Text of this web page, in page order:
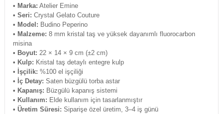
• Marka: Atelier Emine
• Seri: Crystal Gelato Couture
• Model: Budino Peperino
• Malzeme: 8 mm kristal taş ve yüksek dayanımlı fluorocarbon
misina
• Boyut: 22 × 14 × 9 cm (±2 cm)
• Kulp: Kristal taş detaylı entegre kulp
• İşçilik: %100 el işçiliği
• İç Detay: Saten büzgülü torba astar
• Kapanış: Büzgülü kapanış sistemi
• Kullanım: Elde kullanım için tasarlanmıştır
• Üretim Süresi: Siparişe özel üretim, 3–4 iş günü